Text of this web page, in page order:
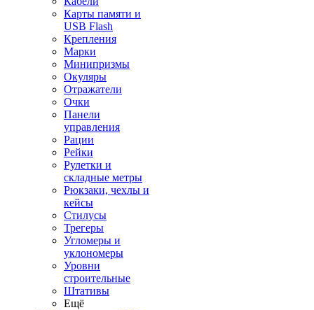
Карты памяти и
USB Flash
Крепления
Марки
Минипризмы
Окуляры
Отражатели
Очки
Панели
управления
Рации
Рейки
Рулетки и
складные метры
Рюкзаки, чехлы и
кейсы
Стилусы
Трегеры
Угломеры и
уклономеры
Уровни
строительные
Штативы
Ещё